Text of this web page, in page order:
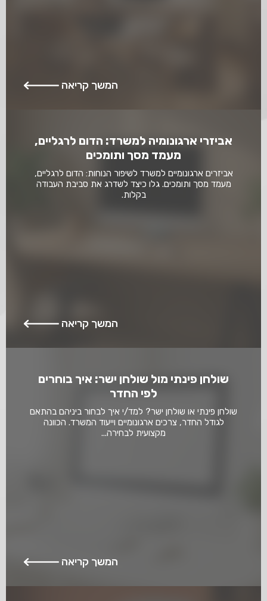
המשך קריאה
אביזרי ארגונומיה למשרד: הדום לרגליים,
מעמד מסך ותומכים
אביזרים ארגונומיים למשרד לשיפור הנוחות: הדום לרגליים,
מעמד מסך ותומכים. גלו כיצד לשדרג את סביבת העבודה
בקלות.
המשך קריאה
שולחן פינתי מול שולחן ישר: איך בוחרים
לפי החדר
שולחן פינתי או שולחן ישר? למד/י איך לבחור ביניהם בהתאם
לגודל החדר, צרכים ארגונומיים וייעוד המשרד. הכוונה
מקצועית לבחירה...
המשך קריאה